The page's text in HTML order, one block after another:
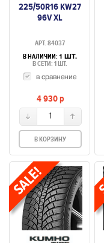
225/50R16 KW27
96V XL
АРТ. 84037
В НАЛИЧИИ: 1 ШТ.
В СЕТИ: 1 ШТ.
в сравнение
4 930p
1
В КОРЗИНУ